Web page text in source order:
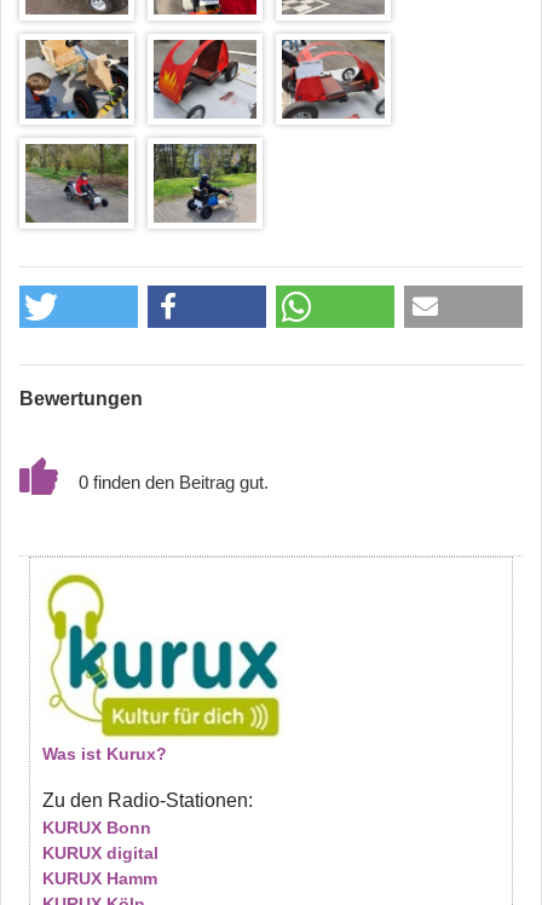
Bewertungen
0
Was ist Kurux?
Zu den Radio-Stationen:
KURUX Bonn
KURUX digital
KURUX Hamm